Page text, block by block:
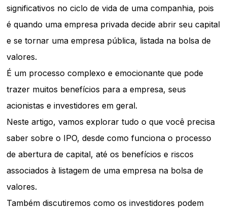
significativos no ciclo de vida de uma companhia, pois
é quando uma empresa privada decide abrir seu capital
e se tornar uma empresa pública, listada na bolsa de
valores.
É um processo complexo e emocionante que pode
trazer muitos benefícios para a empresa, seus
acionistas e investidores em geral.
Neste artigo, vamos explorar tudo o que você precisa
saber sobre o IPO, desde como funciona o processo
de abertura de capital, até os benefícios e riscos
associados à listagem de uma empresa na bolsa de
valores.
Também discutiremos como os investidores podem